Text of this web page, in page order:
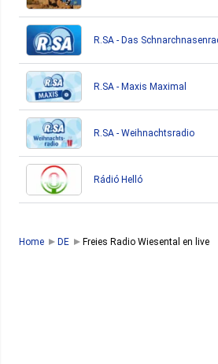
R.SA - Das
R.SA - Maxis Maximal
R.SA - Weihnachtsradio
Rádió Helló
Home DE Freies Radio Wiesental en live